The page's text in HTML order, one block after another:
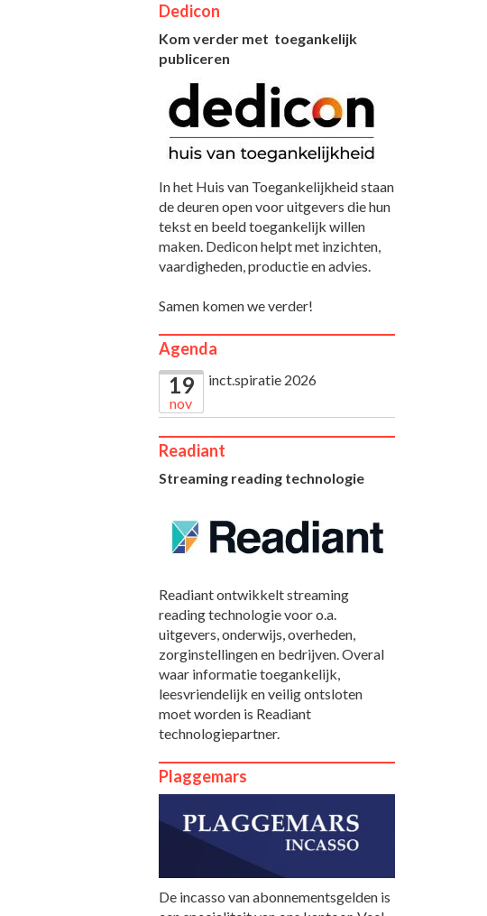
Dedicon
Kom verder met toegankelijk
publiceren
In het Huis van Toegankelijkheid staan
de deuren open voor uitgevers die hun
tekst en beeld toegankelijk willen
maken. Dedicon helpt met inzichten,
vaardigheden, productie en advies.
Samen komen we verder!
Agenda
19
nov
inct.spiratie 2026
Readiant
Streaming reading technologie
Readiant ontwikkelt streaming
reading technologie voor o.a.
uitgevers, onderwijs, overheden,
zorginstellingen en bedrijven. Overal
waar informatie toegankelijk,
leesvriendelijk en veilig ontsloten
moet worden is Readiant
technologiepartner.
Plaggemars
De incasso van abonnementsgelden is